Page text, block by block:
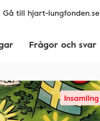
Gå till hjart-lungfonden.se
Frågor och svar
Insamling